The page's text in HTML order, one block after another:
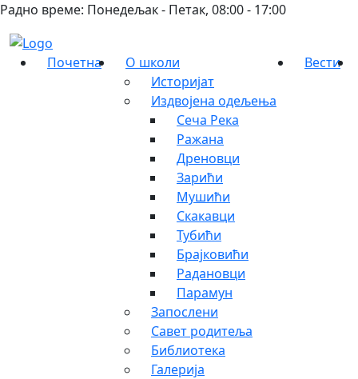
Радно време: Понедељак - Петак, 08:00 - 17:00
Почетна
О школи
Историјат
Издвојена одељења
Сеча Река
Ражана
Дреновци
Зарићи
Мушићи
Скакавци
Тубићи
Брајковићи
Радановци
Парамун
Запослени
Савет родитеља
Библиотека
Галерија
Вести